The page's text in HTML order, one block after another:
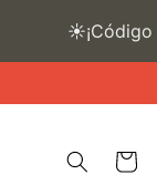
Cart